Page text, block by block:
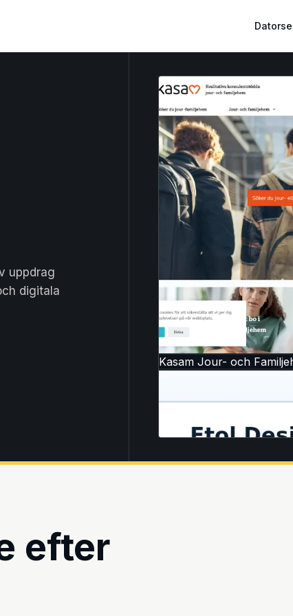
uppdrag
digitala
Kasam Jour- och
efter